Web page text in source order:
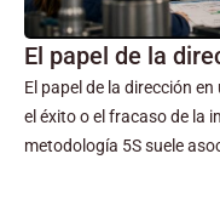
El papel de la
El papel de la dirección
el éxito o el fracaso de la
metodología 5S suele